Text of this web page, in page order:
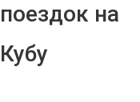
поездок на
Кубу